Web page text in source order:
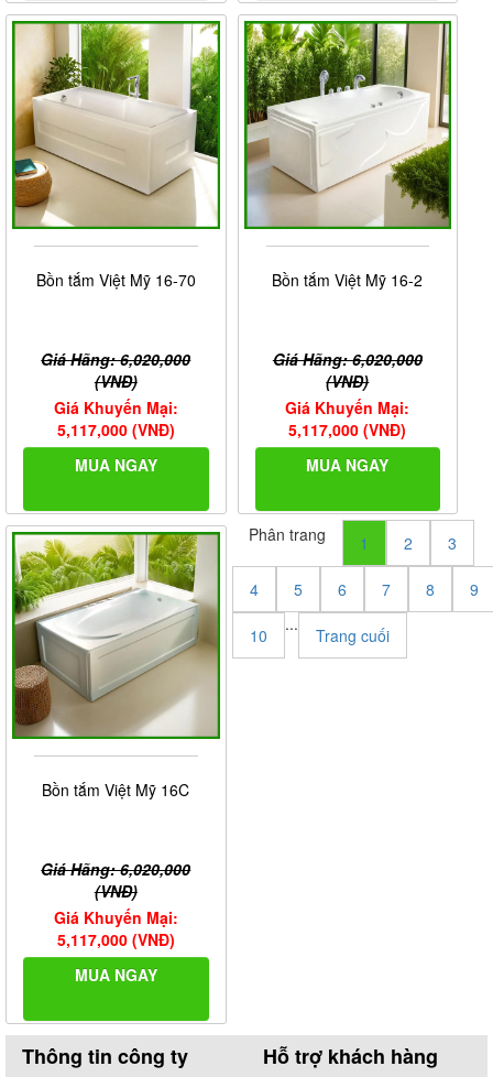
Bồn tắm Việt Mỹ 16-70
Giá Hãng: 6,020,000
(VNĐ)
Giá Khuyến Mại:
5,117,000 (VNĐ)
MUA NGAY
Bồn tắm Việt Mỹ 16-2
Giá Hãng: 6,020,000
(VNĐ)
Giá Khuyến Mại:
5,117,000 (VNĐ)
MUA NGAY
Bồn tắm Việt Mỹ 16C
Giá Hãng: 6,020,000
(VNĐ)
Giá Khuyến Mại:
5,117,000 (VNĐ)
MUA NGAY
Phân trang 1 2 3
4 5 6 7 8 9
10
...
Trang cuối
Thông tin công ty Hỗ trợ khách hàng